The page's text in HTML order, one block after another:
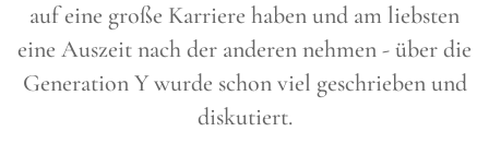
auf eine große Karriere haben und am liebsten
eine Auszeit nach der anderen nehmen - über die
Generation Y wurde schon viel geschrieben und
diskutiert.